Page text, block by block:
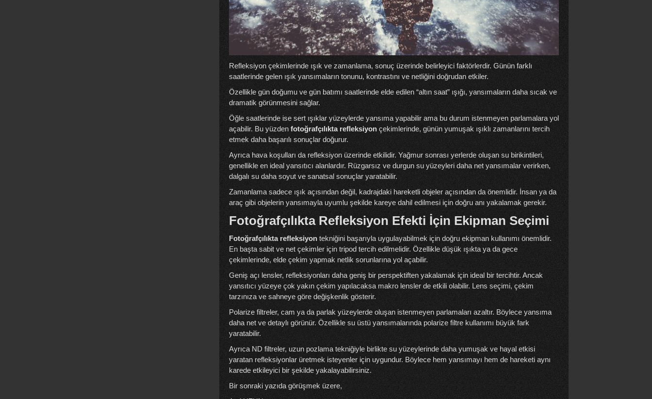
Refleksiyon çekimlerinde ışık ve zamanlama, sonuç üzerinde belirleyici faktörlerdir. Günün farklı
saatlerinde gelen ışık yansımaların tonunu, kontrastını ve netliğini doğrudan etkiler.
Özellikle gün doğumu ve gün batımı saatlerinde elde edilen “altın saat” ışığı, yansımaların daha sıcak ve
dramatik görünmesini sağlar.
Öğle saatlerinde ise sert ışıklar yüzeylerde yansıma yapabilir ama bu durum istenmeyen parlamalara yol
açabilir. Bu yüzden fotoğrafçılıkta refleksiyon çekimlerinde, günün yumuşak ışıklı zamanlarını tercih
etmek daha başarılı sonuçlar doğurur.
Ayrıca hava koşulları da refleksiyon üzerinde etkilidir. Yağmur sonrası yerlerde oluşan su birikintileri,
genellikle en ideal yansıtıcı alanlardır. Rüzgarsız ve durgun su yüzeyleri daha net yansımalar verirken,
dalgalı su daha soyut ve sanatsal sonuçlar yaratabilir.
Zamanlama sadece ışık açısından değil, kadrajdaki hareketli objeler açısından da önemlidir. İnsan ya da
araç gibi objelerin yansımayla uyumlu şekilde kareye dahil edilmesi için doğru anı yakalamak gerekir.
Fotoğrafçılıkta Refleksiyon Efekti İçin Ekipman Seçimi
Fotoğrafçılıkta refleksiyon tekniğini başarıyla uygulayabilmek için doğru ekipman kullanımı önemlidir.
En başta sabit ve net çekimler için tripod tercih edilmelidir. Özellikle düşük ışıkta ya da gece
çekimlerinde, elde çekim yapmak netlik sorunlarına yol açabilir.
Geniş açı lensler, refleksiyonları daha geniş bir perspektiften yakalamak için ideal bir tercihtir. Ancak
yansıtıcı yüzeye çok yakın çekim yapılacaksa makro lensler de etkili olabilir. Lens seçimi, çekim
tarzınıza ve sahneye göre değişkenlik gösterir.
Polarize filtreler, cam ya da parlak yüzeylerde oluşan istenmeyen parlamaları azaltır. Böylece yansıma
daha net ve detaylı görünür. Özellikle su üstü yansımalarında polarize filtre kullanımı büyük fark
yaratabilir.
Ayrıca ND filtreler, uzun pozlama tekniğiyle birlikte su yüzeylerinde daha yumuşak ve hayal etkisi
yaratan refleksiyonlar üretmek isteyenler için uygundur. Böylece hem yansımayı hem de hareketi aynı
karede etkileyici bir şekilde yakalayabilirsiniz.
Bir sonraki yazıda görüşmek üzere,